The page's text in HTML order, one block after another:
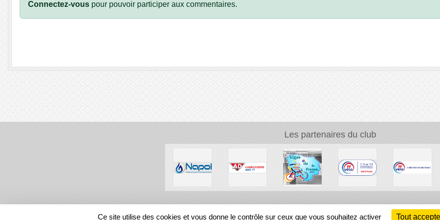
Connectez-vous pour pouvoir participer aux commentaires.
Les partenaires du club
REGIONS
Ce site utilise des cookies et vous donne le contrôle sur ceux que vous souhaitez activer Tout